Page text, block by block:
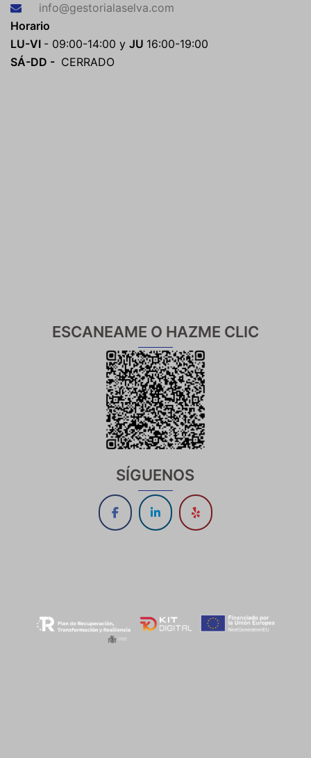
info@gestorialaselva.com
Horario
LU-VI - 09:00-14:00 y JU 16:00-19:00
SÁ-DD - CERRADO
ESCANEAME O HAZME CLIC
SÍGUENOS